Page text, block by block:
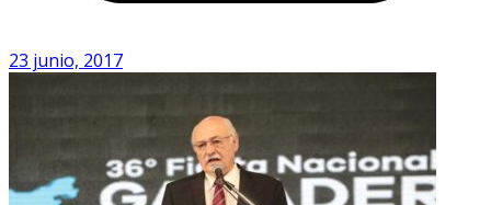
23 junio, 2017